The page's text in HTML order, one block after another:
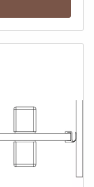
Profils en
Possibilité de
de l'eau
sans seuil
une
avec NICA
14428 (CE) et